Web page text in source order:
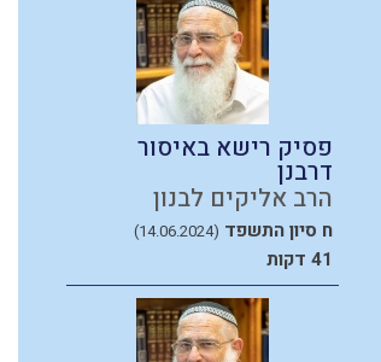
פסיק רישא באיסור
דרבנן
הרב אליקים לבנון
ח סיון התשפד (14.06.2024)
41 דקות